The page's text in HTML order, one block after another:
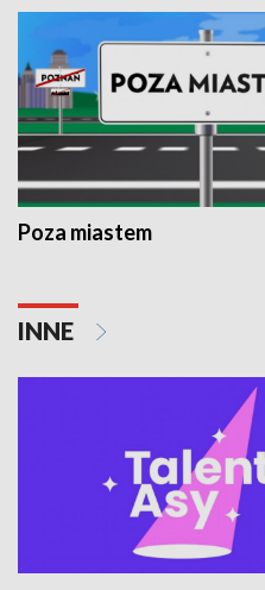
Poza miastem
INNE